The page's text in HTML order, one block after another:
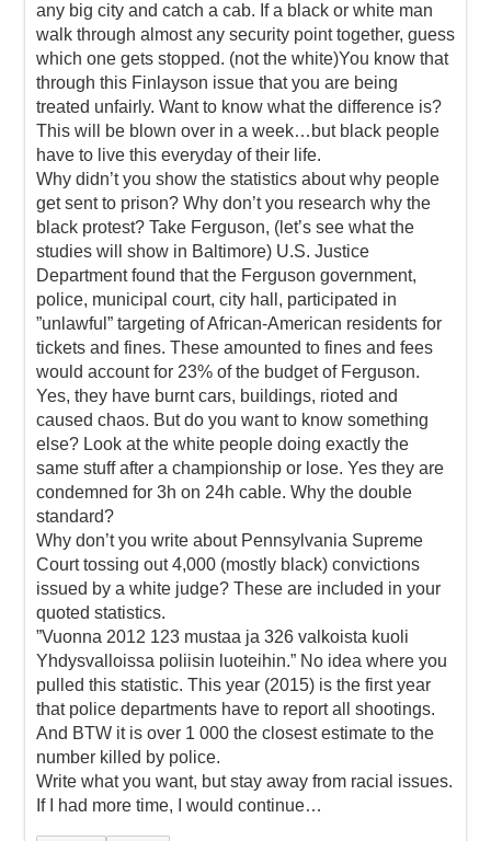
any big city and catch a cab. If a black or white man
walk through almost any security point together, guess
which one gets stopped. (not the white)You know that
through this Finlayson issue that you are being
treated unfairly. Want to know what the difference is?
This will be blown over in a week…but black people
have to live this everyday of their life.
Why didn’t you show the statistics about why people
get sent to prison? Why don’t you research why the
black protest? Take Ferguson, (let’s see what the
studies will show in Baltimore) U.S. Justice
Department found that the Ferguson government,
police, municipal court, city hall, participated in
”unlawful” targeting of African-American residents for
tickets and fines. These amounted to fines and fees
would account for 23% of the budget of Ferguson.
Yes, they have burnt cars, buildings, rioted and
caused chaos. But do you want to know something
else? Look at the white people doing exactly the
same stuff after a championship or lose. Yes they are
condemned for 3h on 24h cable. Why the double
standard?
Why don’t you write about Pennsylvania Supreme
Court tossing out 4,000 (mostly black) convictions
issued by a white judge? These are included in your
quoted statistics.
”Vuonna 2012 123 mustaa ja 326 valkoista kuoli
Yhdysvalloissa poliisin luoteihin.” No idea where you
pulled this statistic. This year (2015) is the first year
that police departments have to report all shootings.
And BTW it is over 1 000 the closest estimate to the
number killed by police.
Write what you want, but stay away from racial issues.
If I had more time, I would continue…